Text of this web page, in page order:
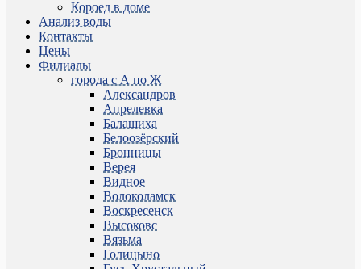
Короед в доме
Анализ воды
Контакты
Цены
Филиалы
города с А по Ж
Александров
Апрелевка
Балашиха
Белоозёрский
Бронницы
Верея
Видное
Волоколамск
Воскресенск
Высоковс
Вязьма
Голицыно